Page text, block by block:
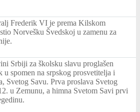
Frederik VI je prema Kilskom
Norvešku Švedskoj u zamenu za
Srbiji za školsku slavu proglašen
u spomen na srpskog prosvetitelja i
Svetog Savu. Prva proslava Svetog
u Zemunu, a himna Svetom Savi prvi